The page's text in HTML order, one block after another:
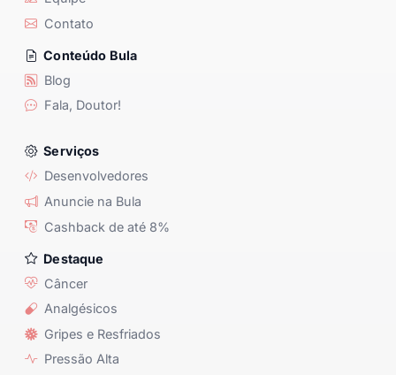
Contato
Conteúdo Bula
Blog
Fala, Doutor!
Serviços
Desenvolvedores
Anuncie na Bula
Cashback de até 8%
Destaque
Câncer
Analgésicos
Gripes e Resfriados
Pressão Alta